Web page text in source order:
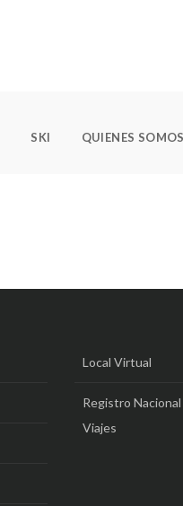
SKI QUIENES SOMOS
Local Virtual
Registro
Viajes